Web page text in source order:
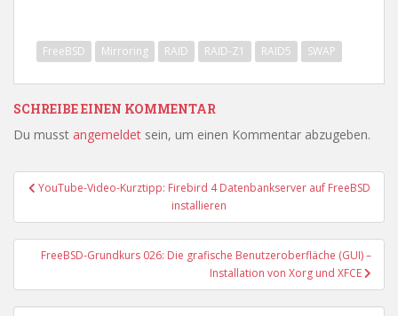
FreeBSD Mirroring RAID RAID-Z1 RAID5 SWAP
SCHREIBE EINEN KOMMENTAR
Du musst angemeldet sein, um einen Kommentar abzugeben.
Beitragsnavigation
YouTube-Video-Kurztipp: Firebird 4 Datenbankserver auf FreeBSD
installieren
FreeBSD-Grundkurs 026: Die grafische Benutzeroberfläche (GUI) –
Installation von Xorg und XFCE